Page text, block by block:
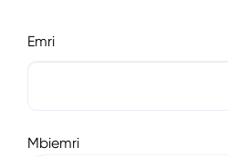
Emri
Mbiemri